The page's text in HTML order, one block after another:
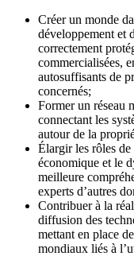
Créer un monde
développement et
correctement
commercialisées,
autosuffisants de
concernés;
Former un réseau
connectant les
autour de la
Élargir les rôles
économique et le
meilleure
experts d’autres
Contribuer à la
diffusion des
mettant en place
mondiaux liés à